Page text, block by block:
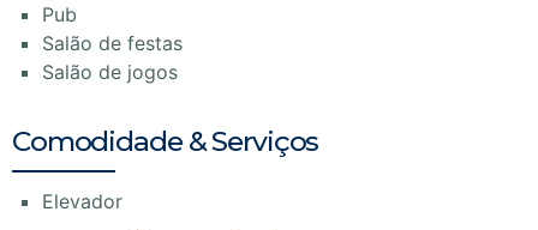
Pub
Salão de festas
Salão de jogos
Comodidade & Serviços
Elevador